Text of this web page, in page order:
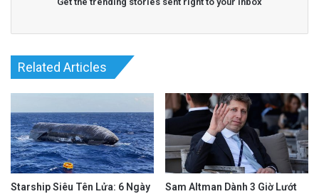
Related Articles
Starship Siêu Tên Lửa: 6 Ngày
Sam Altman Dành 3 Giờ Lướt